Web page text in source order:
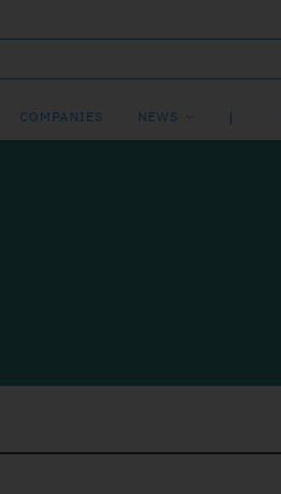
COMPANIES NEWS